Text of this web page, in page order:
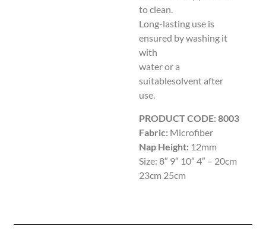
to clean.
Long-lasting use is
ensured by washing it
with
water or a
suitablesolvent after
use.
PRODUCT CODE: 8003
Fabric:Microfiber
Nap Height:12mm
Size: 8″ 9″ 10″ 4″ – 20cm
23cm 25cm